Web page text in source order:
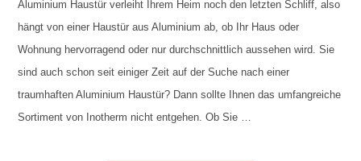
Aluminium Haustür verleiht Ihrem Heim noch den letzten Schliff, also
hängt von einer Haustür aus Aluminium ab, ob Ihr Haus oder
Wohnung hervorragend oder nur durchschnittlich aussehen wird. Sie
sind auch schon seit einiger Zeit auf der Suche nach einer
traumhaften Aluminium Haustür? Dann sollte Ihnen das umfangreiche
Sortiment von Inotherm nicht entgehen. Ob Sie …